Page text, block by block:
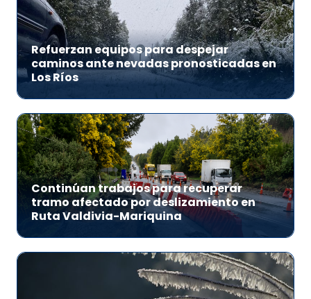
Refuerzan equipos para despejar
caminos ante nevadas pronosticadas en
Los Ríos
Continúan trabajos para recuperar
tramo afectado por deslizamiento en
Ruta Valdivia-Mariquina